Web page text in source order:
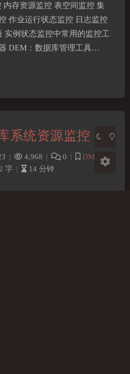
内存资源监控 表空间监控 集
作业运行状态监控 日志监控
实例状态监控中常用的监控工
DEM：数据库管理工具…
系统资源监控
| 4,968 | 0 |
DM
字 | 14 分钟